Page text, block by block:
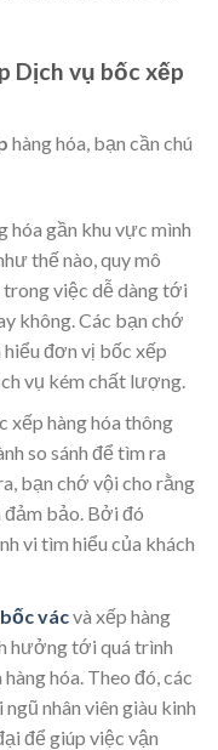
Dịch vụ bốc xếp
hàng hóa, bạn cần chú
hóa gần khu vực mình
thế nào, quy mô
việc dễ dàng tới
không. Các bạn chớ
đơn vị bốc xếp
vụ kém chất lượng.
xếp hàng hóa thông
so sánh để tìm ra
bạn chớ vội cho rằng
đảm bảo. Bởi đó
vi tìm hiểu của khách
vácvà xếp hàng
hưởng tới quá trình
hóa. Theo đó, các
nhân viên giàu kinh
để giúp việc vận